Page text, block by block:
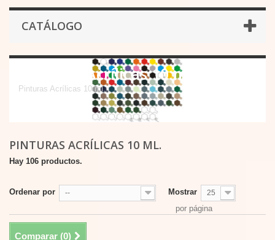
CATÁLOGO
Pinturas Acrílicas 10 ml.
Pinturas Acrílicas 10 ml.
PINTURAS ACRÍLICAS 10 ML.
Hay 106 productos.
Ordenar por -- Mostrar 25
por página
Comparar (0)